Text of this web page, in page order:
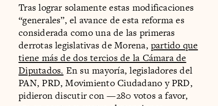
Tras lograr solamente estas modificaciones
“generales”, el avance de esta reforma es
considerada como una de las primeras
derrotas legislativas de Morena,partido que
tiene más de dos tercios de la Cámara de
Diputados. En su mayoría, legisladores del
PAN, PRD, Movimiento Ciudadano y PRD,
pidieron discutir con —280 votos a favor,